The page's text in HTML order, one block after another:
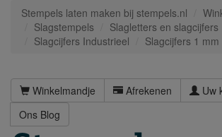
Stempels laten maken bij stempels.nl
Slagstempels
Slagletters en slagcijfers
Slagcijfers Industrieel
Slagcijfers 1 mm
Winkelmandje Afrekenen
Uw
Ons Blog